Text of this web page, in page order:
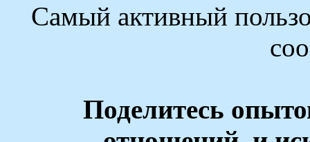
Самый активный
Поделитесь